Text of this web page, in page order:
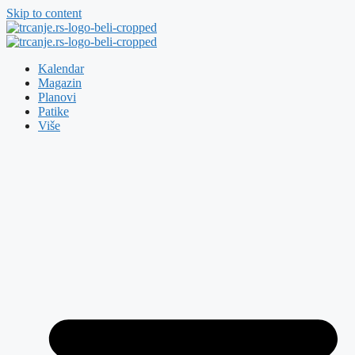
Skip to content
Kalendar
Magazin
Planovi
Patike
Više